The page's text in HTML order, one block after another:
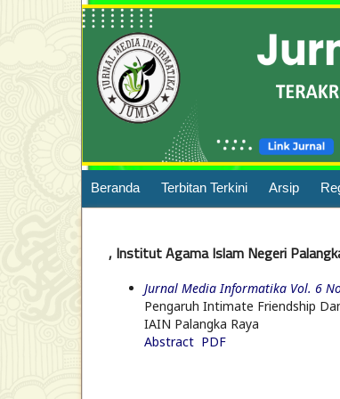
Beranda Terbitan Terkini Arsip
, Institut Agama Islam Negeri
Jurnal Media Informatika Vol. 6
Pengaruh Intimate Friendship
IAIN Palangka Raya
Abstract PDF